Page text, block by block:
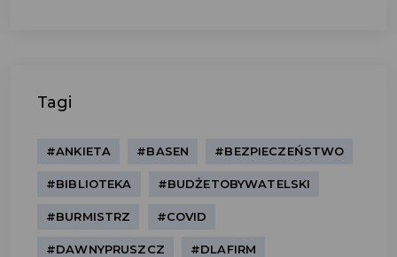
Tagi
#ANKIETA #BASEN #BEZPIECZEŃSTWO
#BIBLIOTEKA #BUDŻETOBYWATELSKI
#BURMISTRZ #COVID
#DAWNYPRUSZCZ #DLAFIRM